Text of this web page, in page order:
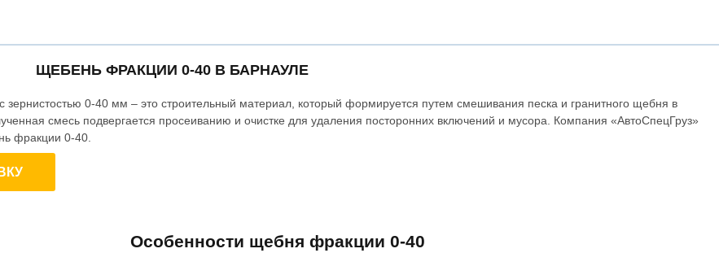
ЩЕБЕНЬ ФРАКЦИИ 0-40 В БАРНАУЛЕ
зернистостью 0-40 мм – это строительный материал, который формируется путем смешивания песка и гранитного щебня в
смесь подвергается просеиванию и очистке для удаления посторонних включений и мусора. Компания «АвтоСпецГруз»
фракции 0-40.
Особенности щебня фракции 0-40